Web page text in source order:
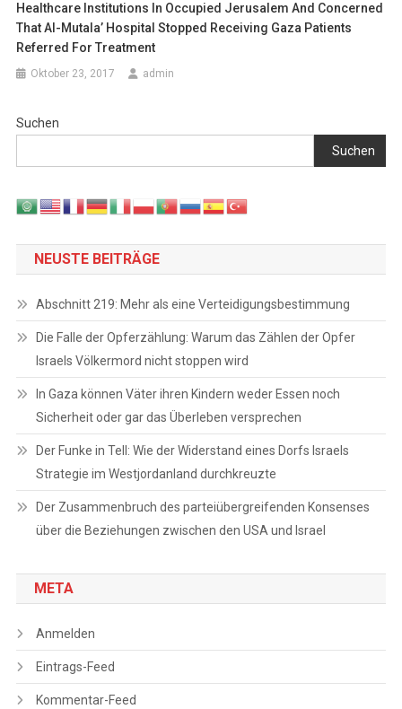
Healthcare Institutions In Occupied Jerusalem And Concerned
That Al-Mutala’ Hospital Stopped Receiving Gaza Patients
Referred For Treatment
Oktober 23, 2017 admin
Suchen
Suchen
NEUSTE BEITRÄGE
Abschnitt 219: Mehr als eine Verteidigungsbestimmung
Die Falle der Opferzählung: Warum das Zählen der Opfer
Israels Völkermord nicht stoppen wird
In Gaza können Väter ihren Kindern weder Essen noch
Sicherheit oder gar das Überleben versprechen
Der Funke in Tell: Wie der Widerstand eines Dorfs Israels
Strategie im Westjordanland durchkreuzte
Der Zusammenbruch des parteiübergreifenden Konsenses
über die Beziehungen zwischen den USA und Israel
META
Anmelden
Eintrags-Feed
Kommentar-Feed